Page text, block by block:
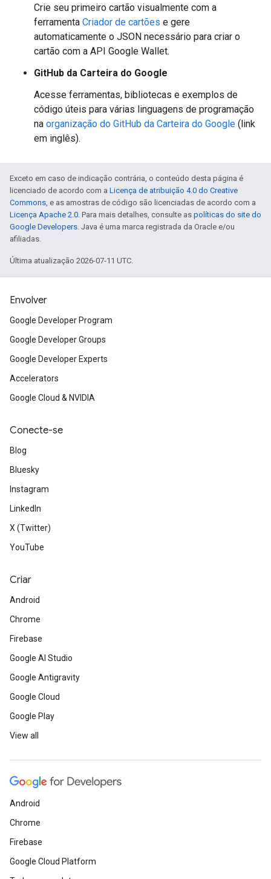
Crie seu primeiro cartão visualmente com a
ferramenta Criador de cartões e gere
automaticamente o JSON necessário para criar o
cartão com a API Google Wallet.
GitHub da Carteira do Google
Acesse ferramentas, bibliotecas e exemplos de
código úteis para várias linguagens de programação
na organização do GitHub da Carteira do Google (link
em inglês).
Exceto em caso de indicação contrária, o conteúdo desta página é
licenciado de acordo com a Licença de atribuição 4.0 do Creative
Commons, e as amostras de código são licenciadas de acordo com a
Licença Apache 2.0. Para mais detalhes, consulte as políticas do site do
Google Developers. Java é uma marca registrada da Oracle e/ou
afiliadas.
Última atualização 2026-07-11 UTC.
Envolver
Google Developer Program
Google Developer Groups
Google Developer Experts
Accelerators
Google Cloud & NVIDIA
Conecte-se
Blog
Bluesky
Instagram
LinkedIn
X (Twitter)
YouTube
Criar
Android
Chrome
Firebase
Google AI Studio
Google Antigravity
Google Cloud
Google Play
View all
Android
Chrome
Firebase
Google Cloud Platform